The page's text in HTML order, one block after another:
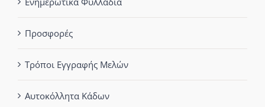
Προσφορές
Τρόποι Εγγραφής Μελών
Αυτοκόλλητα Κάδων